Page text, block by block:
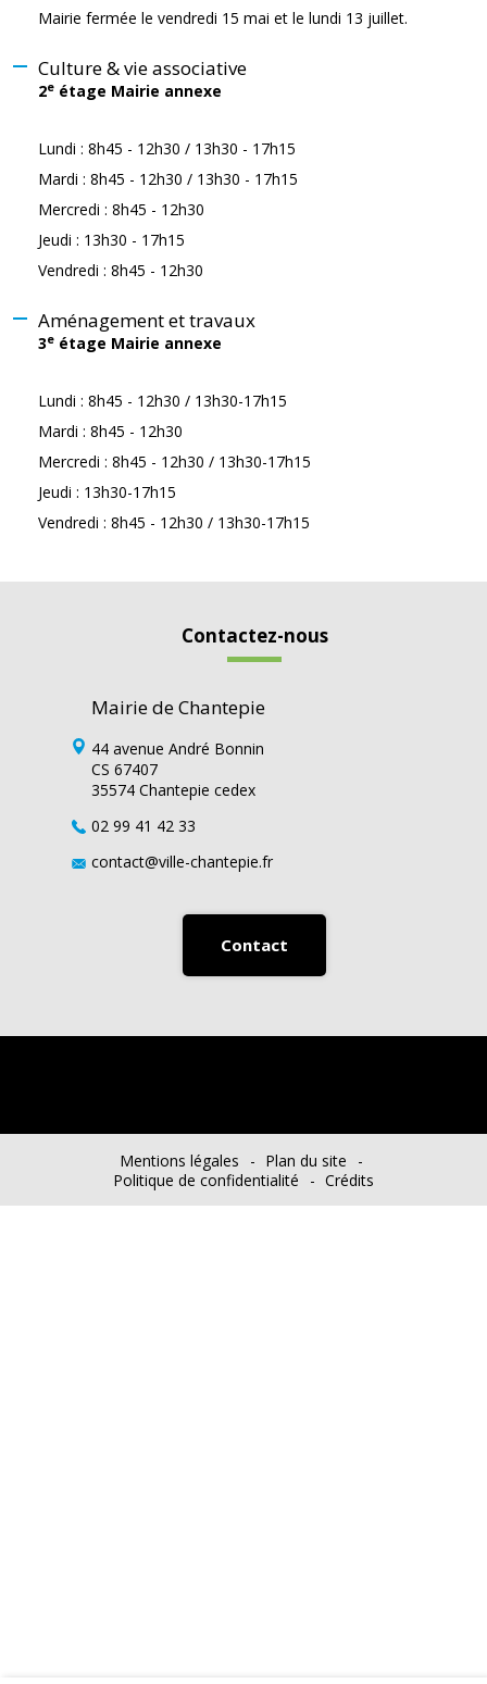
Mairie fermée le vendredi 15 mai et le lundi 13 juillet.
Culture & vie associative
2e étage Mairie annexe
Lundi : 8h45 - 12h30 / 13h30 - 17h15
Mardi : 8h45 - 12h30 / 13h30 - 17h15
Mercredi : 8h45 - 12h30
Jeudi : 13h30 - 17h15
Vendredi : 8h45 - 12h30
Aménagement et travaux
3e étage Mairie annexe
Lundi : 8h45 - 12h30 / 13h30-17h15
Mardi : 8h45 - 12h30
Mercredi : 8h45 - 12h30 / 13h30-17h15
Jeudi : 13h30-17h15
Vendredi : 8h45 - 12h30 / 13h30-17h15
Contactez-nous
Mairie de Chantepie
44 avenue André Bonnin
CS 67407
35574 Chantepie cedex
02 99 41 42 33
contact@ville-chantepie.fr
Contact
Mentions légales
Plan du site
Politique de confidentialité
Crédits